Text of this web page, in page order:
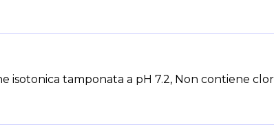
isotonica tamponata a pH 7.2, Non contiene